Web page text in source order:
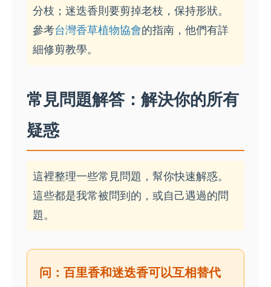
分枝；迷迭香則要剪掉老枝，保持形狀。
參考台灣香草植物協會的指南，他們有詳
細修剪教學。
常見問題解答：解決你的所有
疑惑
這裡整理一些常見問題，幫你快速解惑。
這些都是我常被問到的，或自己遇過的問
題。
问：百里香和迷迭香可以互相替代